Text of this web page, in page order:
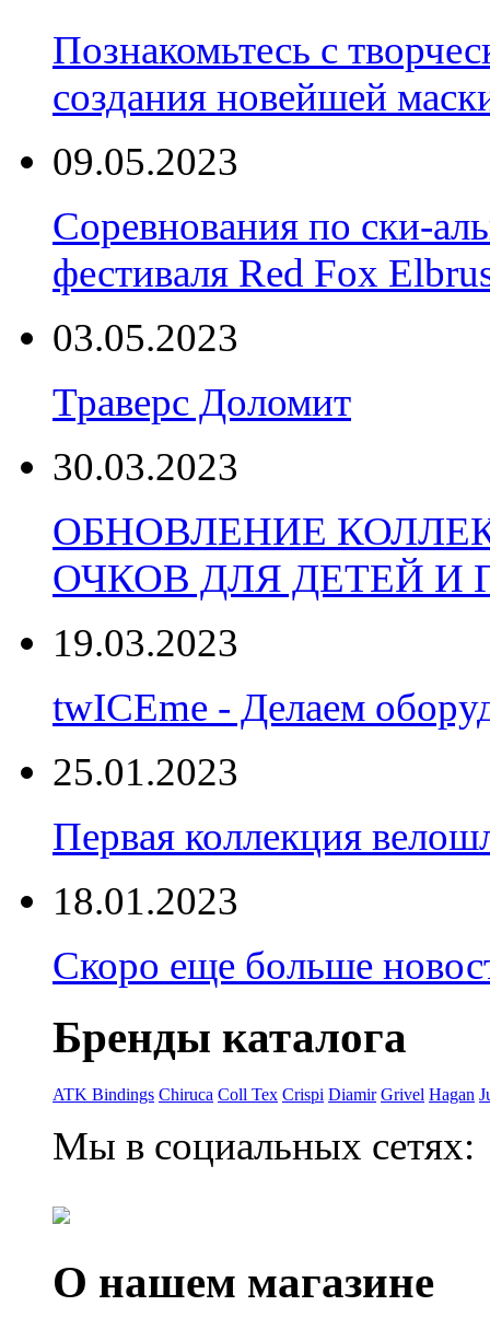
Познакомьтесь с
создания новейшей
09.05.2023
Соревнования по ски-
фестиваля Red Fox
03.05.2023
Траверс Доломит
30.03.2023
ОБНОВЛЕНИЕ
ОЧКОВ ДЛЯ ДЕТЕЙ И
19.03.2023
twICEme - Делаем
25.01.2023
Первая коллекция
18.01.2023
Скоро еще больше
Бренды каталога
ATK Bindings Chiruca Coll Tex Crispi Diamir Grivel Hagan
Мы в социальных сетях:
О нашем магазине